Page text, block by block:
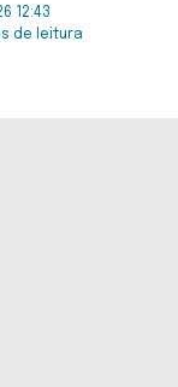
12:43
de leitura